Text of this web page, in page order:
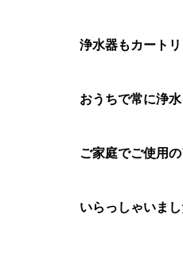
浄水器もカート
おうちで常に浄
ご家庭でご使用
いらっしゃいま